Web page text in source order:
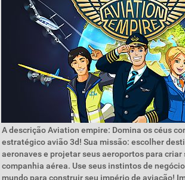
A descrição Aviation empire: Domina os céus
estratégico avião 3d! Sua missão: escolher
aeronaves e projetar seus aeroportos para criar
companhia aérea. Use seus instintos de
mundo para construir seu império de aviação!